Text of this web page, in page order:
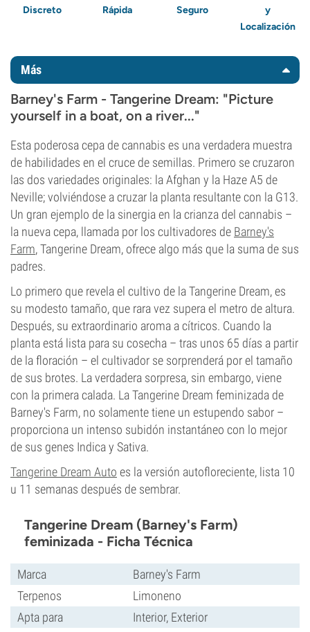
Discreto
Rápida
Seguro
y
Localización
Más
Barney's Farm - Tangerine Dream: "Picture
yourself in a boat, on a river..."
Esta poderosa cepa de cannabis es una verdadera muestra
de habilidades en el cruce de semillas. Primero se cruzaron
las dos variedades originales: la Afghan y la Haze A5 de
Neville; volviéndose a cruzar la planta resultante con la G13.
Un gran ejemplo de la sinergia en la crianza del cannabis –
la nueva cepa, llamada por los cultivadores de Barney's
Farm, Tangerine Dream, ofrece algo más que la suma de sus
padres.
Lo primero que revela el cultivo de la Tangerine Dream, es
su modesto tamaño, que rara vez supera el metro de altura.
Después, su extraordinario aroma a cítricos. Cuando la
planta está lista para su cosecha – tras unos 65 días a partir
de la floración – el cultivador se sorprenderá por el tamaño
de sus brotes. La verdadera sorpresa, sin embargo, viene
con la primera calada. La Tangerine Dream feminizada de
Barney's Farm, no solamente tiene un estupendo sabor –
proporciona un intenso subidón instantáneo con lo mejor
de sus genes Indica y Sativa.
Tangerine Dream Auto es la versión autofloreciente, lista 10
u 11 semanas después de sembrar.
Tangerine Dream (Barney's Farm)
feminizada - Ficha Técnica
Marca
Barney's Farm
Terpenos
Limoneno
Apta para
Interior, Exterior